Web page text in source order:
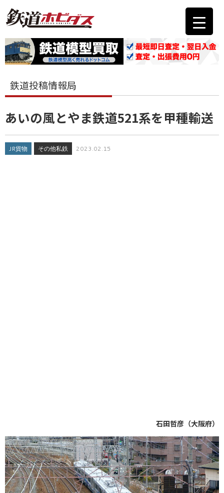
鉄道投稿情報局
あいの風とやま鉄道521系を甲種輸送
JR貨物 その他私鉄 2023.02.15
石田哲彦（大阪府）